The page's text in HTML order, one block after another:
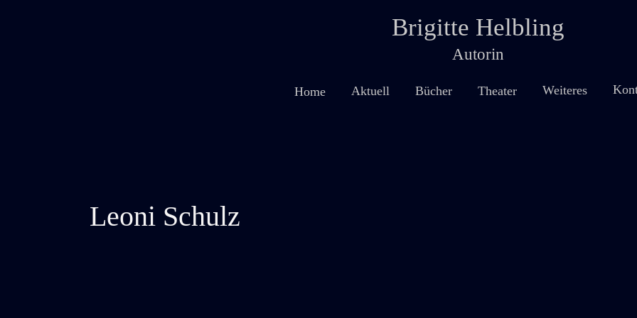
Brigitte Helbling
Autorin
Home Aktuell Bücher Theater Weiteres
Leoni Schulz